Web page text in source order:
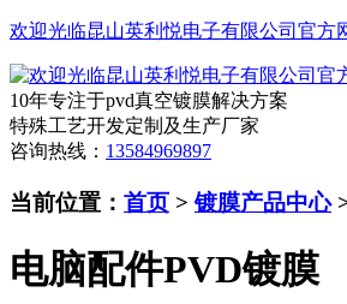
欢迎光临昆山英利悦电子有限公司官方
10年专注于pvd真空镀膜解决方案
特殊工艺开发定制及生产厂家
咨询热线： 13584969897
当前位置： 首页 >镀膜产品中心
电脑配件PVD镀膜